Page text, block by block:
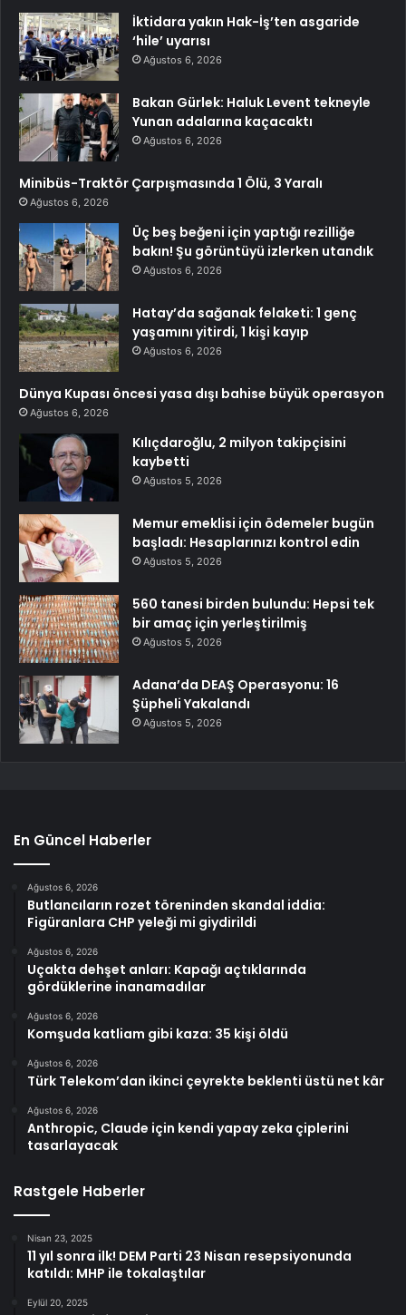
İktidara yakın Hak-İş’ten asgaride
‘hile’ uyarısı
Ağustos 6, 2026
Bakan Gürlek: Haluk Levent tekneyle
Yunan adalarına kaçacaktı
Ağustos 6, 2026
Minibüs-Traktör Çarpışmasında 1 Ölü, 3 Yaralı
Ağustos 6, 2026
Üç beş beğeni için yaptığı rezilliğe
bakın! Şu görüntüyü izlerken utandık
Ağustos 6, 2026
Hatay’da sağanak felaketi: 1 genç
yaşamını yitirdi, 1 kişi kayıp
Ağustos 6, 2026
Dünya Kupası öncesi yasa dışı bahise büyük operasyon
Ağustos 6, 2026
Kılıçdaroğlu, 2 milyon takipçisini
kaybetti
Ağustos 5, 2026
Memur emeklisi için ödemeler bugün
başladı: Hesaplarınızı kontrol edin
Ağustos 5, 2026
560 tanesi birden bulundu: Hepsi tek
bir amaç için yerleştirilmiş
Ağustos 5, 2026
Adana’da DEAŞ Operasyonu: 16
Şüpheli Yakalandı
Ağustos 5, 2026
En Güncel Haberler
Ağustos 6, 2026
Butlancıların rozet töreninden skandal iddia:
Figüranlara CHP yeleği mi giydirildi
Ağustos 6, 2026
Uçakta dehşet anları: Kapağı açtıklarında
gördüklerine inanamadılar
Ağustos 6, 2026
Komşuda katliam gibi kaza: 35 kişi öldü
Ağustos 6, 2026
Türk Telekom’dan ikinci çeyrekte beklenti üstü net kâr
Ağustos 6, 2026
Anthropic, Claude için kendi yapay zeka çiplerini
tasarlayacak
Rastgele Haberler
Nisan 23, 2025
11 yıl sonra ilk! DEM Parti 23 Nisan resepsiyonunda
katıldı: MHP ile tokalaştılar
Eylül 20, 2025